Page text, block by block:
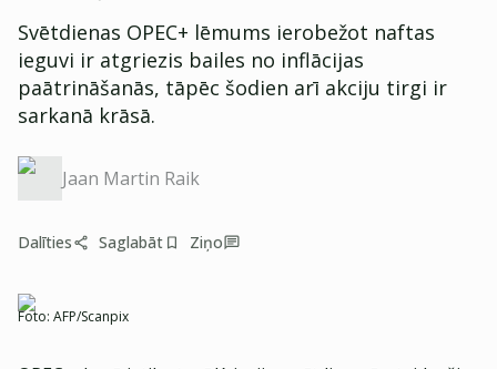
Svētdienas OPEC+ lēmums ierobežot naftas
ieguvi ir atgriezis bailes no inflācijas
paātrināšanās, tāpēc šodien arī akciju tirgi ir
sarkanā krāsā.
Jaan Martin Raik
Dalīties Saglabāt Ziņo
Foto: AFP/Scanpix